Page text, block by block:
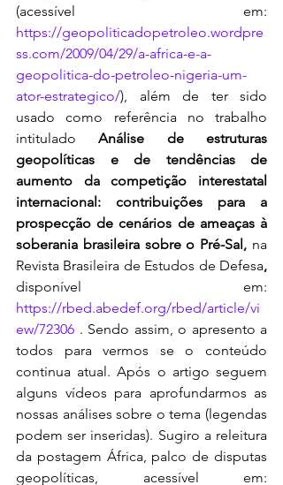
https://geopoliticadopetroleo.wordpre
ss.com/2009/04/29/a-africa-e-a-
geopolitica-do-petroleo-nigeria-um-
ator-estrategico/), além de ter sido
usado como referência no trabalho
intitulado Análise de estruturas
geopolíticas e de tendências de
aumento da competição interestatal
internacional: contribuições para a
prospecção de cenários de ameaças à
soberania brasileira sobre o Pré-Sal, na
Revista Brasileira de Estudos de Defesa
disponível em:
https://rbed.abedef.org/rbed/article/vi
ew/72306 . Sendo assim, o apresento a
todos para vermos se o conteúdo
continua atual. Após o artigo seguem
alguns vídeos para aprofundarmos as
nossas análises sobre o tema (legendas
podem ser inseridas). Sugiro a releitura
da postagem África, palco de disputas